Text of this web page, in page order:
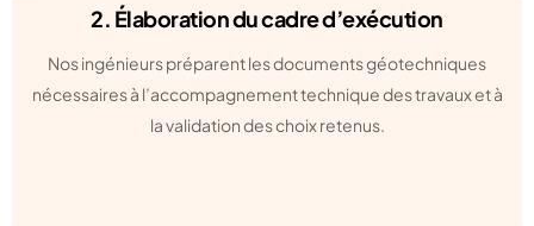
2. Élaboration du cadre d’exécution
Nos ingénieurs préparent les documents géotechniques
nécessaires à l’accompagnement technique des travaux et à
la validation des choix retenus.